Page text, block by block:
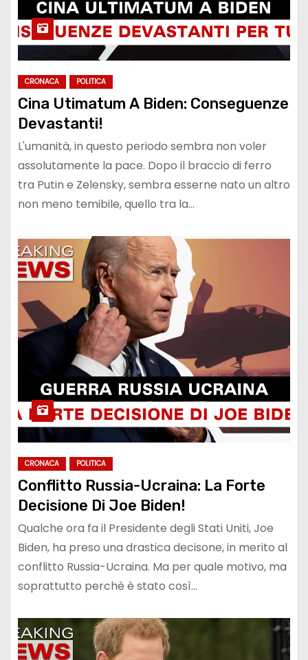
CRONACA POLITICA
Cina Utimatum A Biden: Conseguenze
Devastanti!
L'umanità, in questo periodo sembra non voler
assolutamente la pace. Dopo il braccio di ferro
tra Putin e Zelensky, sembra esserne nato un altro
non meno temibile, quello tra la…
CRONACA POLITICA
Conflitto Russia-Ucraina: La Forte
Decisione Di Joe Biden!
Qualche ora fa il Presidente degli Stati Uniti, Joe
Biden, ha preso una drastica decisone, in merito al
conflitto Russia-Ucraina. Ma per quale motivo, ma
soprattutto perchè è stato così…